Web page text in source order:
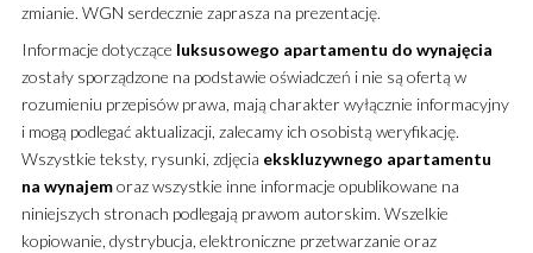
zmianie. WGN serdecznie zaprasza na prezentację.
Informacje dotyczące luksusowego apartamentu do wynajęcia
zostały sporządzone na podstawie oświadczeń i nie są ofertą w
rozumieniu przepisów prawa, mają charakter wyłącznie informacyjny
i mogą podlegać aktualizacji, zalecamy ich osobistą weryfikację.
Wszystkie teksty, rysunki, zdjęcia ekskluzywnego apartamentu
na wynajemoraz wszystkie inne informacje opublikowane na
niniejszych stronach podlegają prawom autorskim. Wszelkie
kopiowanie, dystrybucja, elektroniczne przetwarzanie oraz